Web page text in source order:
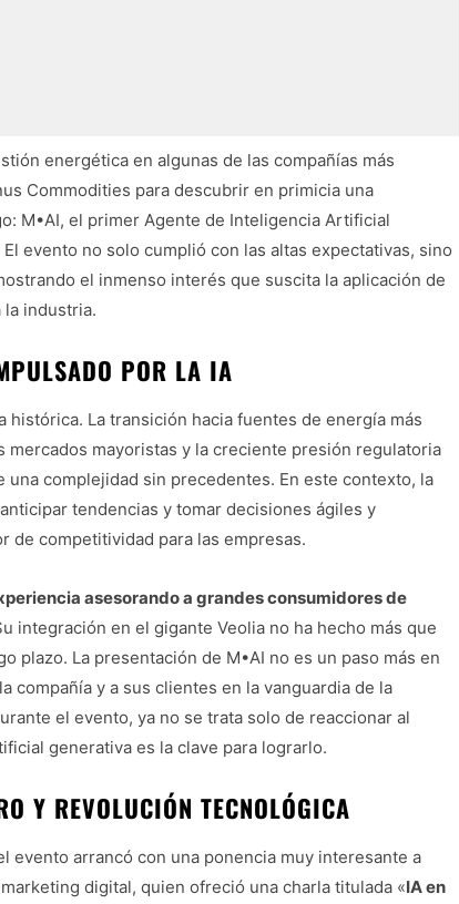
energética en algunas de las compañías más
Commodities para descubrir en primicia una
M•AI, el primer Agente de Inteligencia Artificial
evento no solo cumplió con las altas expectativas, sino
el inmenso interés que suscita la aplicación de
la industria.
POR LA IA
La transición hacia fuentes de energía más
mayoristas y la creciente presión regulatoria
complejidad sin precedentes. En este contexto, la
tendencias y tomar decisiones ágiles y
de competitividad para las empresas.
asesorando a grandes consumidores de
integración en el gigante Veolia no ha hecho más que
plazo. La presentación de M•AI no es un paso más en
compañía y a sus clientes en la vanguardia de la
el evento, ya no se trata solo de reaccionar al
generativa es la clave para lograrlo.
Y REVOLUCIÓN TECNOLÓGICA
arrancó con una ponencia muy interesante a
digital, quien ofreció una charla titulada «IA en